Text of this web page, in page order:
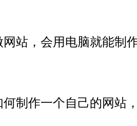
网站，会用电脑就能制
何制作一个自己的网站